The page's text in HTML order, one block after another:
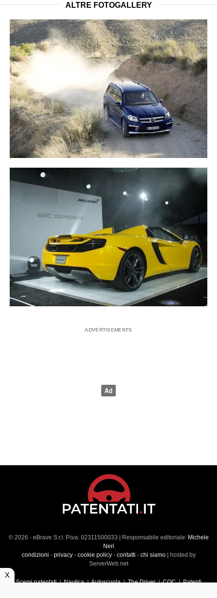
ALTRE FOTOGALLERY
© 2026 - eBrave S.r.l. P.iva: 02311500033 | Responsabile editoriale: Michele
Neri
condizioni - privacy- cookie policy- contatti - chi siamo| hosted by
ServerWeb.net
Scemi patentati|Nautica|Autoscuola|The Driver|CQC|Patenti
X